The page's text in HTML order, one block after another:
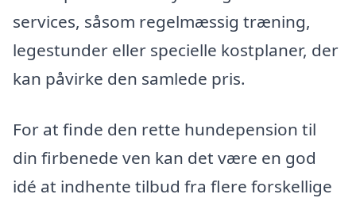
services, såsom regelmæssig træning,
legestunder eller specielle kostplaner, der
kan påvirke den samlede pris.
For at finde den rette hundepension til
din firbenede ven kan det være en god
idé at indhente tilbud fra flere forskellige